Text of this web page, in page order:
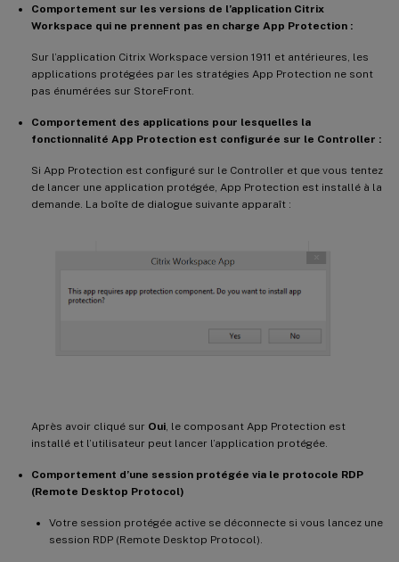
Comportement sur les versions de l’application Citrix
Workspace qui ne prennent pas en charge App Protection :
Sur l’application Citrix Workspace version 1911 et antérieures, les
applications protégées par les stratégies App Protection ne sont
pas énumérées sur StoreFront.
Comportement des applications pour lesquelles la
fonctionnalité App Protection est configurée sur le Controller :
Si App Protection est configuré sur le Controller et que vous tentez
de lancer une application protégée, App Protection est installé à la
demande. La boîte de dialogue suivante apparaît :
Après avoir cliqué sur Oui, le composant App Protection est
installé et l’utilisateur peut lancer l’application protégée.
Comportement d’une session protégée via le protocole RDP
(Remote Desktop Protocol)
Votre session protégée active se déconnecte si vous lancez une
session RDP (Remote Desktop Protocol).